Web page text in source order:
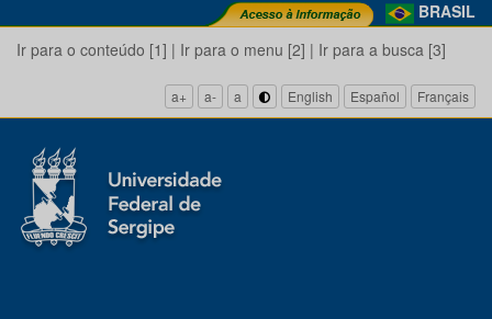
BRASIL
Ir para o conteúdo [1] | Ir para o menu [2] | Ir para a busca [3]
a+ a- a English Español Français